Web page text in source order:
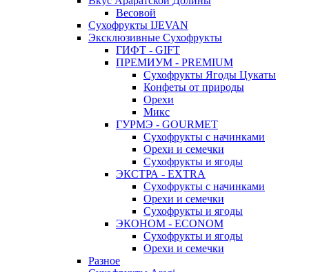
Весовой
Сухофрукты IJEVAN
Эксклюзивные Сухофрукты
ГИФТ - GIFT
ПРЕМИУМ - PREMIUM
Сухофрукты Ягоды Цукаты
Конфеты от природы
Орехи
Микс
ГУРМЭ - GOURMET
Сухофрукты с начинками
Орехи и семечки
Сухофрукты и ягоды
ЭКСТРА - EXTRA
Сухофрукты с начинками
Орехи и семечки
Сухофрукты и ягоды
ЭКОНОМ - ECONOM
Сухофрукты и ягоды
Орехи и семечки
Разное